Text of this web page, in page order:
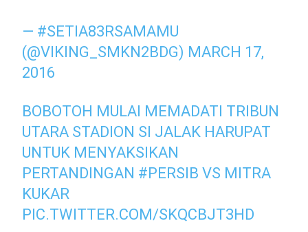
— #SETIA83RSAMAMU
(@VIKING_SMKN2BDG) MARCH 17,
2016
BOBOTOH MULAI MEMADATI TRIBUN
UTARA STADION SI JALAK HARUPAT
UNTUK MENYAKSIKAN
PERTANDINGAN #PERSIB VS MITRA
KUKAR
PIC.TWITTER.COM/SKQCBJT3HD